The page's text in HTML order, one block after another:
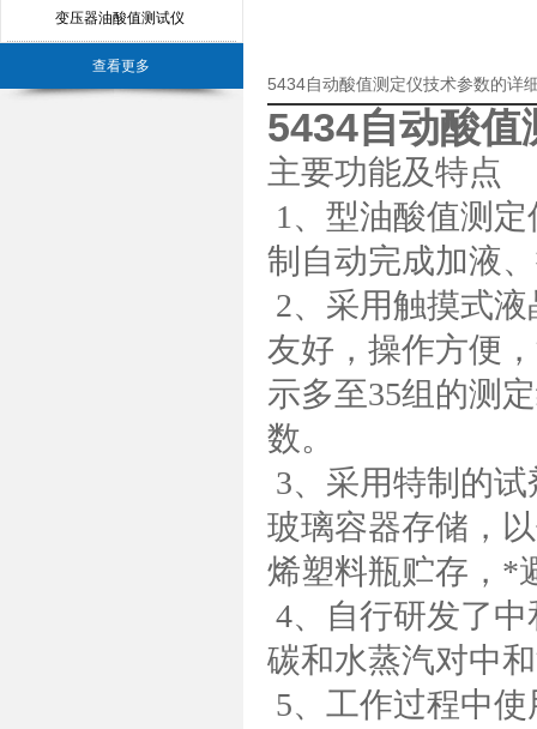
变压器油酸值测试仪
查看更多
5434自动酸值测定仪技术参数的详
5434自动酸值
主要功能及特点
1 、型油酸值测
制自动完成加液
2、采用触摸式
友好，操作方便
示多至35组的测
数。
3、采用特制的
玻璃容器存储，
烯塑料瓶贮存，*
4、自行研发了
碳和水蒸汽对中
5、工作过程中